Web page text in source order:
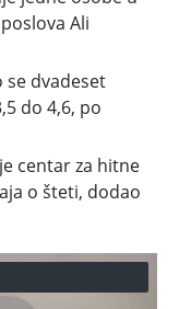
Ali
se dvadeset
do 4,6, po
centar za hitne
o šteti, dodao